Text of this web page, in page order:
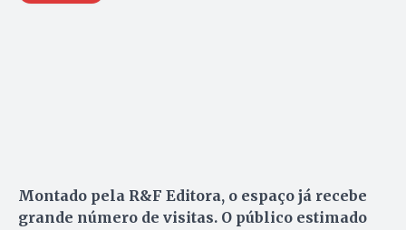
Montado pela R&F Editora, o espaço já recebe
grande número de visitas. O público estimado